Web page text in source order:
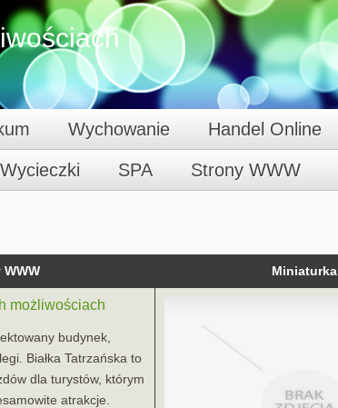
Wychowanie Handel Online
Wycieczki SPA Strony WWW
Miniaturka
możliwościach
budynek,
Białka Tatrzańska to
dla turystów, którym
atrakcje.